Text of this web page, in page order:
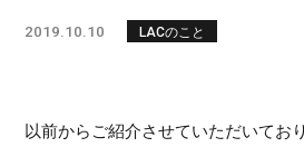
2019.10.10 LACのこと
以前からご紹介させていただいてお